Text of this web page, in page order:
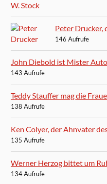
Peter Drucker,
146 Aufrufe
John Diebold ist Mister
143 Aufrufe
Teddy Stauffer mag die
138 Aufrufe
Ken Colyer, der Ahnvater
135 Aufrufe
Werner Herzog bittet um
134 Aufrufe